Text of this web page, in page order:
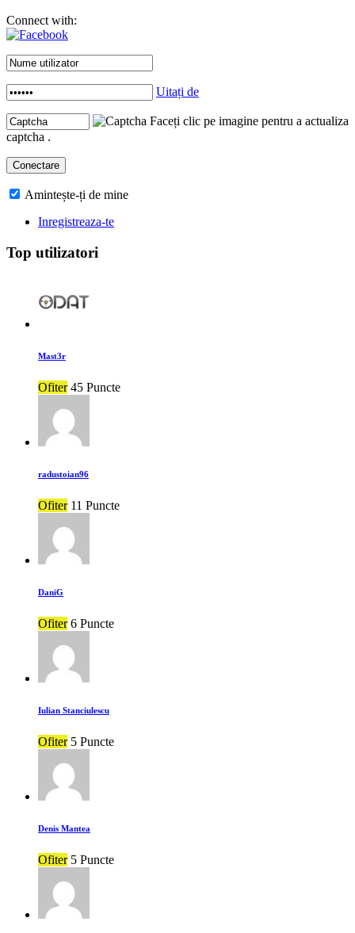
Connect with:
Uitați de
Faceți clic pe imagine pentru a actualiza
captcha .
Amintește-ți de mine
Inregistreaza-te
Top utilizatori
Mast3r
Ofiter 45 Puncte
radustoian96
Ofiter 11 Puncte
DaniG
Ofiter 6 Puncte
Iulian Stanciulescu
Ofiter 5 Puncte
Denis Mantea
Ofiter 5 Puncte